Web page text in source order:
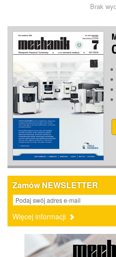
Brak
Zamów NEWSLETTER
Więcej informacji